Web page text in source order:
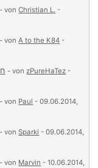
- vonChristian L. -
- vonA to the K84 -
- vonzPureHaTez -
- von Paul - 09.06.2014,
- vonSparki - 09.06.2014,
- von Marvin - 10.06.2014,